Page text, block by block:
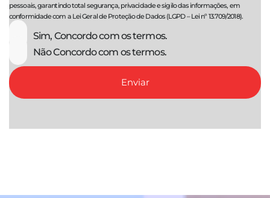
pessoais, garantindo total segurança, privacidade e sigilo das informações, em
conformidade com a Lei Geral de Proteção de Dados (LGPD – Lei nº 13.709/2018).
Sim, Concordo com os termos.
Não Concordo com os termos.
Enviar